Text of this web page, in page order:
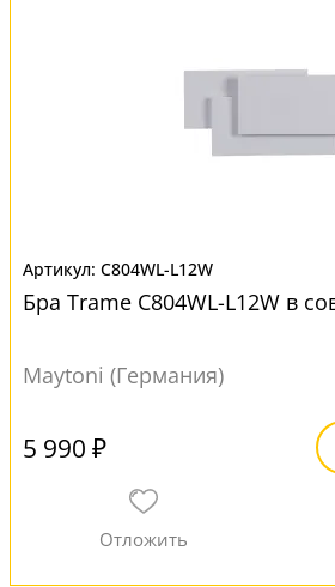
C804WL-L12W
Бра Trame C804WL-L12W в
Maytoni (Германия)
5 990 ₽